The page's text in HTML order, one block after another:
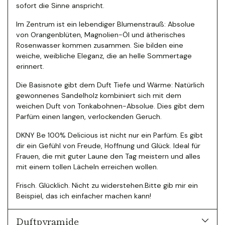
sofort die Sinne anspricht.
Im Zentrum ist ein lebendiger Blumenstrauß: Absolue
von Orangenblüten, Magnolien-Öl und ätherisches
Rosenwasser kommen zusammen. Sie bilden eine
weiche, weibliche Eleganz, die an helle Sommertage
erinnert.
Die Basisnote gibt dem Duft Tiefe und Wärme: Natürlich
gewonnenes Sandelholz kombiniert sich mit dem
weichen Duft von Tonkabohnen-Absolue. Dies gibt dem
Parfüm einen langen, verlockenden Geruch.
DKNY Be 100% Delicious ist nicht nur ein Parfüm. Es gibt
dir ein Gefühl von Freude, Hoffnung und Glück. Ideal für
Frauen, die mit guter Laune den Tag meistern und alles
mit einem tollen Lächeln erreichen wollen.
Frisch. Glücklich. Nicht zu widerstehen.Bitte gib mir ein
Beispiel, das ich einfacher machen kann!
Duftpyramide